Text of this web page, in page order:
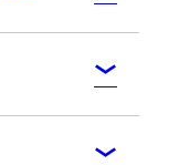
registracija)